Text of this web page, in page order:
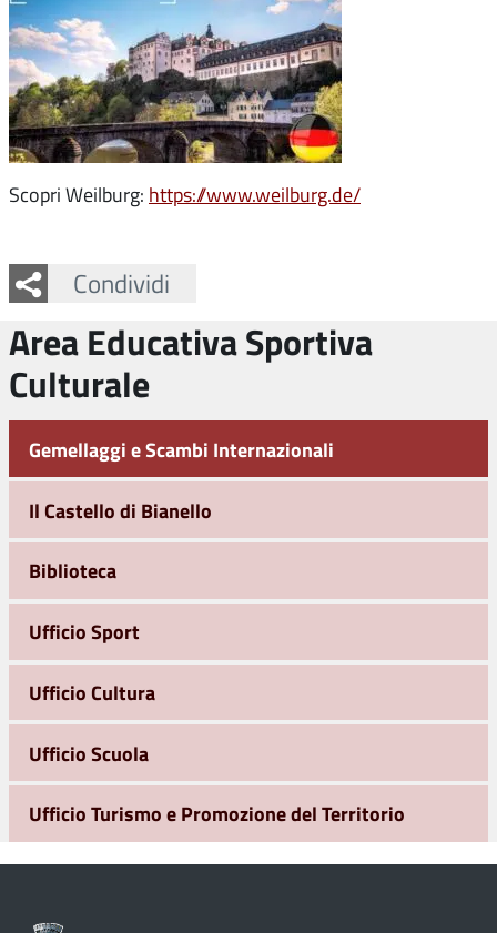
Scopri Weilburg: https://www.weilburg.de/
Condividi
Facebook
Twitter
Whatsapp
Area Educativa Sportiva
Culturale
Gemellaggi e Scambi Internazionali
Il Castello di Bianello
Biblioteca
Ufficio Sport
Ufficio Cultura
Ufficio Scuola
Ufficio Turismo e Promozione del Territorio